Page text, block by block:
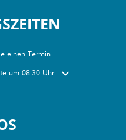
einen Termin.
oder Schließzeiten
um 08:30 Uhr